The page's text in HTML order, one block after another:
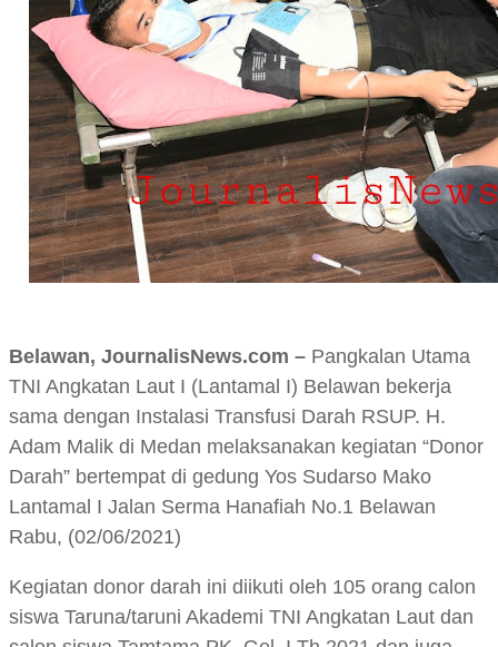
Belawan, JournalisNews.com – Pangkalan Utama
TNI Angkatan Laut I (Lantamal I) Belawan bekerja
sama dengan Instalasi Transfusi Darah RSUP. H.
Adam Malik di Medan melaksanakan kegiatan “Donor
Darah” bertempat di gedung Yos Sudarso Mako
Lantamal I Jalan Serma Hanafiah No.1 Belawan
Rabu, (02/06/2021)
Kegiatan donor darah ini diikuti oleh 105 orang calon
siswa Taruna/taruni Akademi TNI Angkatan Laut dan